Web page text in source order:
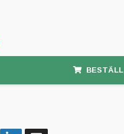
BESTÄLL